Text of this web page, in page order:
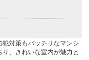
対策もバッチリなマンシ
、きれいな室内が魅力と